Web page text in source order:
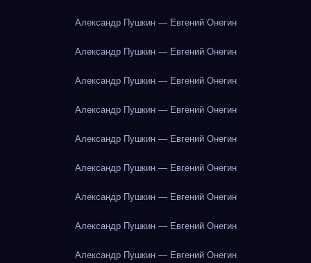
Александр Пушкин — Евгений Онегин
Александр Пушкин — Евгений Онегин
Александр Пушкин — Евгений Онегин
Александр Пушкин — Евгений Онегин
Александр Пушкин — Евгений Онегин
Александр Пушкин — Евгений Онегин
Александр Пушкин — Евгений Онегин
Александр Пушкин — Евгений Онегин
Александр Пушкин — Евгений Онегин